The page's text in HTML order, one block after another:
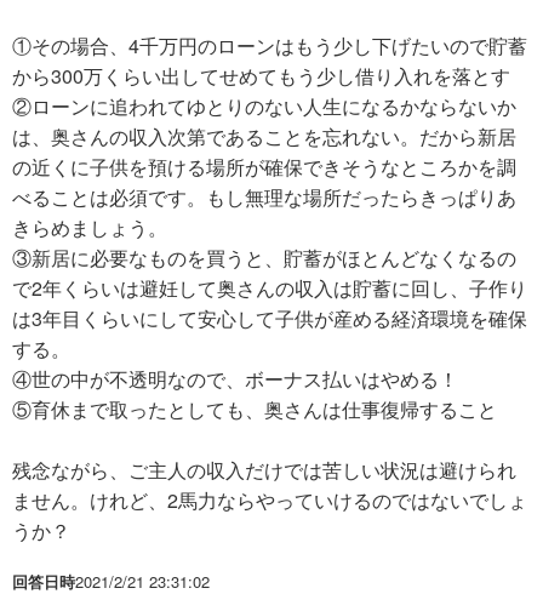
①その場合、4千万円のローンはもう少し下げたいので貯蓄
から300万くらい出してせめてもう少し借り入れを落とす
②ローンに追われてゆとりのない人生になるかならないか
は、奥さんの収入次第であることを忘れない。だから新居
の近くに子供を預ける場所が確保できそうなところかを調
べることは必須です。もし無理な場所だったらきっぱりあ
きらめましょう。
③新居に必要なものを買うと、貯蓄がほとんどなくなるの
で2年くらいは避妊して奥さんの収入は貯蓄に回し、子作り
は3年目くらいにして安心して子供が産める経済環境を確保
する。
④世の中が不透明なので、ボーナス払いはやめる！
⑤育休まで取ったとしても、奥さんは仕事復帰すること
残念ながら、ご主人の収入だけでは苦しい状況は避けられ
ません。けれど、2馬力ならやっていけるのではないでしょ
うか？
回答日時2021/2/21 23:31:02